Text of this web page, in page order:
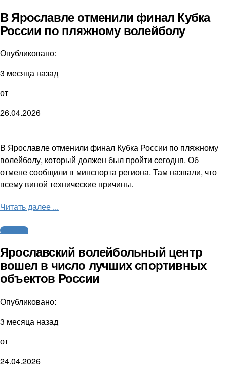
В Ярославле отменили финал Кубка
России по пляжному волейболу
Опубликовано:
3 месяца назад
от
26.04.2026
В Ярославле отменили финал Кубка России по пляжному
волейболу, который должен был пройти сегодня. Об
отмене сообщили в минспорта региона. Там назвали, что
всему виной технические причины.
Читать далее ...
Волейбол
Ярославский волейбольный центр
вошел в число лучших спортивных
объектов России
Опубликовано:
3 месяца назад
от
24.04.2026